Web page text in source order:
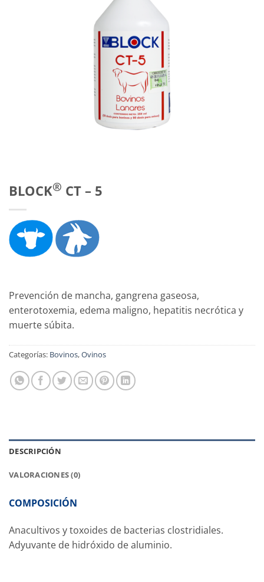
BLOCK® CT – 5
Prevención de mancha, gangrena gaseosa,
enterotoxemia, edema maligno, hepatitis necrótica y
muerte súbita.
Categorías: Bovinos,Ovinos
DESCRIPCIÓN
VALORACIONES (0)
COMPOSICIÓN
Anacultivos y toxoides de bacterias clostridiales.
Adyuvante de hidróxido de aluminio.